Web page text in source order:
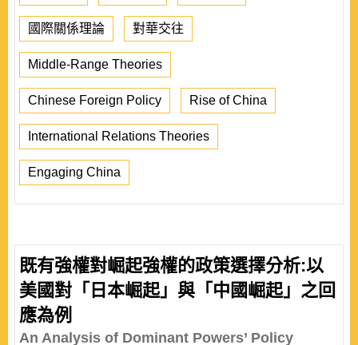
國際關係理論 對華交往
Middle-Range Theories
Chinese Foreign Policy Rise of China
International Relations Theories
Engaging China
既有強權對崛起強權的政策選擇分析:以
美國對「日本崛起」與「中國崛起」之回
應為例
An Analysis of Dominant Powers’ Policy